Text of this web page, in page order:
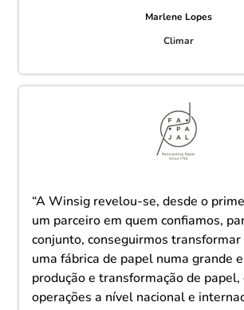
Marlene Lopes
Climar
“A Winsig revelou-se, desde o
um parceiro em quem confiamos,
conjunto, conseguirmos transformar
uma fábrica de papel numa grande
produção e transformação de papel,
operações a nível nacional e